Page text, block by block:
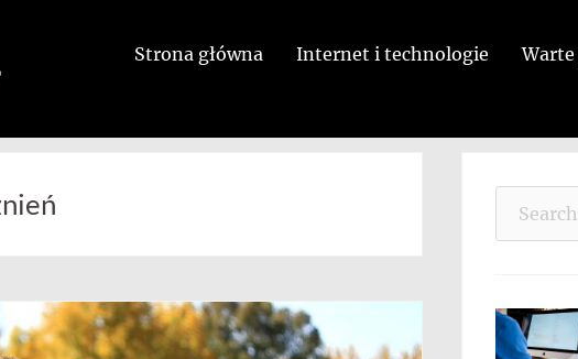
Strona główna Internet i technologie